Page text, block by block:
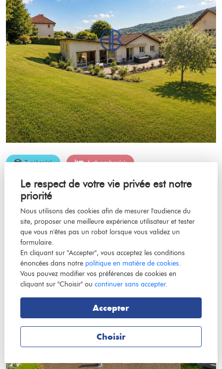
Le respect de votre vie privée est notre
priorité
Nous utilisons des cookies afin de mesurer l'audience du
site, proposer une meilleure expérience utilisateur et tester
que vous n'êtes pas un robot lorsque vous validez un
formulaire.
En cliquant sur "Accepter", vous acceptez les conditions
énoncées dans notre politique en matière de cookies.
Vous pouvez modifier vos préférences de cookies en
cliquant sur "Choisir" ou continuer sans accepter.
Accepter
Choisir
7 pièce(s) 4 chambre(s)
1 salle(s) de bain 210m²
Maison à vendre - 7 pièce(s) - 210m² -
Réf CAC287
38620 SAINT GEOIRE EN VALDAINE
416 000 €